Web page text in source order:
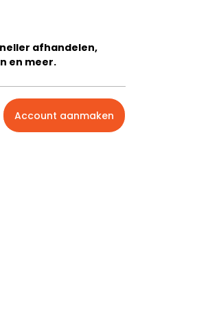
afhandelen,
en meer.
Account aanmaken